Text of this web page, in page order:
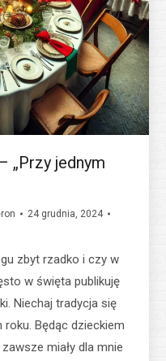
„Przy jednym
24 grudnia, 2024
zbyt rzadko i czy w
w święta publikuję
Niechaj tradycja się
roku. Będąc dzieckiem
miały dla mnie